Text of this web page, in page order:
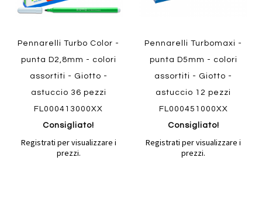
Pennarelli Turbo Color -
punta D2,8mm - colori
assortiti - Giotto -
astuccio 36 pezzi
FL000413000XX
Consigliato!
Registrati per visualizzare i
prezzi.
Pennarelli Turbomaxi -
punta D5mm - colori
assortiti - Giotto -
astuccio 12 pezzi
FL000451000XX
Consigliato!
Registrati per visualizzare i
prezzi.